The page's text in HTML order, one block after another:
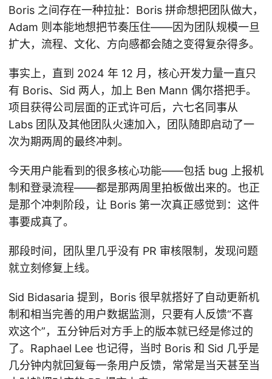
Boris 之间存在一种拉扯：Boris 拼命想把团队做大，
Adam 则本能地想把节奏压住——因为团队规模一旦
扩大，流程、文化、方向感都会随之变得复杂得多。
事实上，直到 2024 年 12 月，核心开发力量一直只
有 Boris、Sid 两人，加上 Ben Mann 偶尔搭把手。
项目获得公司层面的正式许可后，六七名同事从
Labs 团队及其他团队火速加入，团队随即启动了一
次为期两周的最终冲刺。
今天用户能看到的很多核心功能——包括 bug 上报机
制和登录流程——都是那两周里拍板做出来的。也正
是那个冲刺阶段，让 Boris 第一次真正感觉到：这件
事要成真了。
那段时间，团队里几乎没有 PR 审核限制，发现问题
就立刻修复上线。
Sid Bidasaria 提到，Boris 很早就搭好了自动更新机
制和相当完善的用户数据监测，只要有人反馈“不喜
欢这个”，五分钟后对方手上的版本就已经是修过的
了。Raphael Lee 也记得，当时 Boris 和 Sid 几乎是
几分钟内就回复每一条用户反馈，常常是当天甚至当